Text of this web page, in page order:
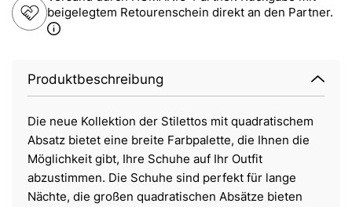
beigelegtem Retourenschein direkt an den Partner.
Produktbeschreibung
Die neue Kollektion der Stilettos mit quadratischem
Absatz bietet eine breite Farbpalette, die Ihnen die
Möglichkeit gibt, Ihre Schuhe auf Ihr Outfit
abzustimmen. Die Schuhe sind perfekt für lange
Nächte, die großen quadratischen Absätze bieten